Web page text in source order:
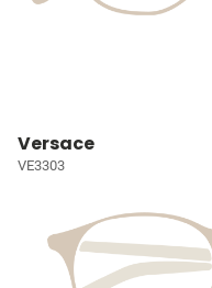
Versace
VE3303